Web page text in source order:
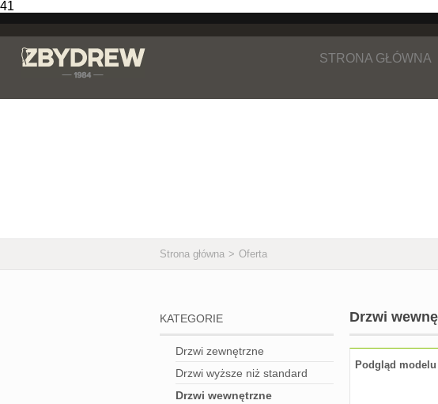
41
STRONA GŁÓWNA
Strona główna > Oferta
KATEGORIE
Drzwi zewnętrzne
Drzwi wyższe niż standard
Drzwi wewnętrzne
Drzwi
Podgląd modelu